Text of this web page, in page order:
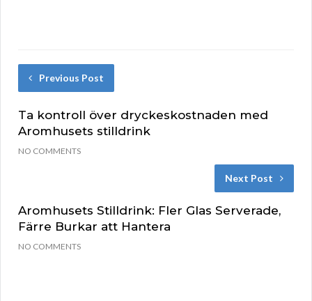
Previous Post
Ta kontroll över dryckeskostnaden med
Aromhusets stilldrink
NO COMMENTS
Next Post
Aromhusets Stilldrink: Fler Glas Serverade,
Färre Burkar att Hantera
NO COMMENTS